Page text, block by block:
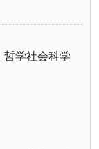
哲学社会科学